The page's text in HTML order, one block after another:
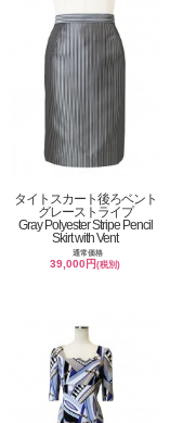
タイトスカート後ろベント
グレーストライプ
Gray Polyester Stripe Pencil
Skirt with Vent
通常価格
39,000円(税別)